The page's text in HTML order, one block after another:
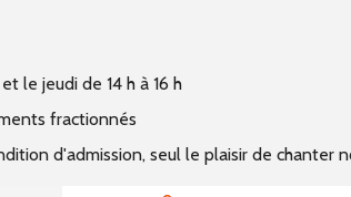
le jeudi de 14 h à 16 h
fractionnés
d'admission, seul le plaisir de chanter